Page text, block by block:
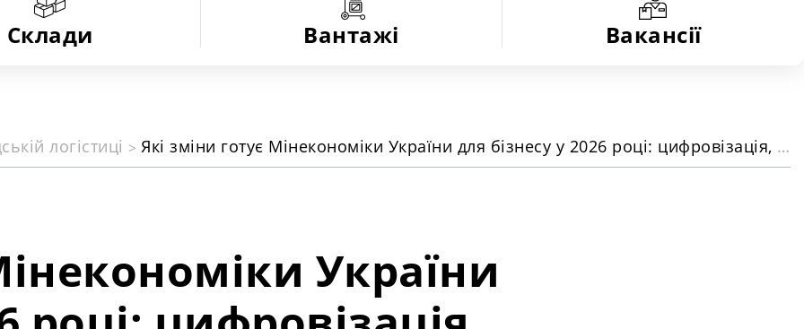
Склади Вантажі Вакансії
логістиці Які зміни готує Мінекономіки України для бізнесу у 2026 році: цифровізація, промисловий безвіз з ЄС, бронювання працівників і нові правила для ринку
України